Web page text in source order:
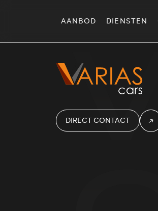
AANBOD DIENSTEN
DIRECT CONTACT